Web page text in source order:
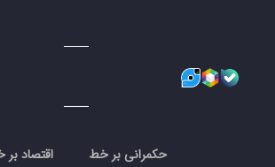
حکمرانی بر خط اقتصاد